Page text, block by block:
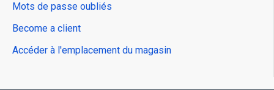
Mots de passe oubliés
Become a client
Accéder à l'emplacement du magasin